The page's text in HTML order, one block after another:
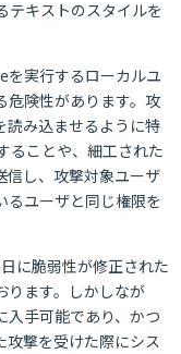
テキストのスタイルを
を実行するローカルユ
危険性があります。攻
読み込ませるように特
ることや、細工された
信し、攻撃対象ユーザ
るユーザと同じ権限を
に脆弱性が修正された
ります。しかしなが
入手可能であり、かつ
攻撃を受けた際にシス